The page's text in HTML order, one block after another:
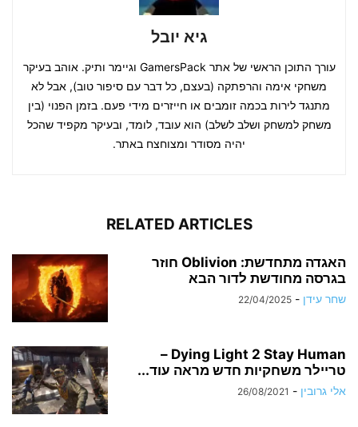
גיא יובל
עורך התוכן הראשי של אתר GamersPack וגיימר ותיק. אוהב בעיקר
משחקי אימה והרפתקה (בעצם, כל דבר עם סיפור טוב), אבל לא
מתנגד לירות בכמה זומבים או חייזרים מידי פעם. בזמן הפנוי (בין
משחק למשחק ושלב לשלב) הוא עובד, לומד, ובעיקר מקפיד שהכל
יהיה מסודר ומצוחצח באתר.
RELATED ARTICLES
האגדה מתחדשת: Oblivion חוזר
בגרסה מחודשת לדור הבא
שחר עידן -
22/04/2025
Dying Light 2 Stay Human –
טריילר משחקיות חדש מראה עוד...
אלי גרובין -
26/08/2021